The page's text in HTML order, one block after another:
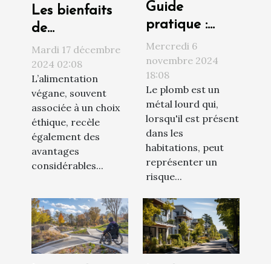
Les bienfaits
de
l'alimentation
végane sur la
santé et
l'environnement
Mardi 17 décembre
2024 02:08
L’alimentation
végane, souvent
associée à un choix
éthique, recèle
également des
avantages
considérables...
Guide
pratique :
comment
procéder à un
diagnostic
plomb efficace
Mercredi 6
novembre 2024
18:08
Le plomb est un
métal lourd qui,
lorsqu'il est présent
dans les
habitations, peut
représenter un
risque...